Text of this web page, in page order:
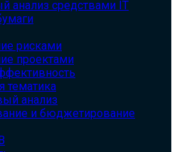
анализ средствами IT
рисками
проектами
тематика
анализ
и бюджетирование